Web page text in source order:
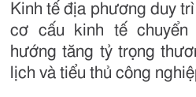
Kinh tế địa phương duy
cơ cấu kinh tế
hướng tăng tỷ trọng
lịch và tiểu thủ công